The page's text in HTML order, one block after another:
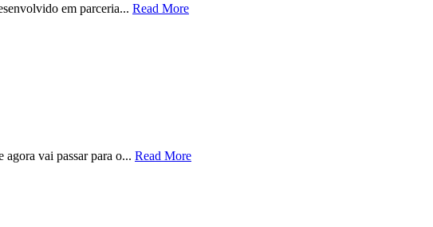
em parceria... Read More
vai passar para o... Read More